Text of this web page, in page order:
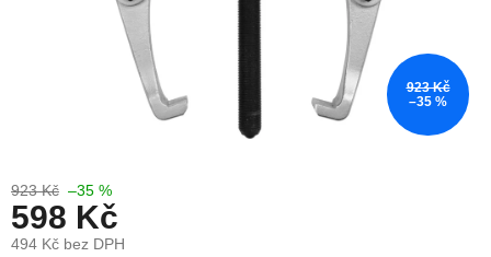
923 Kč
–35 %
923 Kč –35 %
598 Kč
494 Kč bez DPH